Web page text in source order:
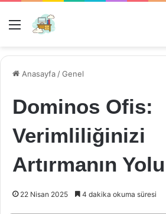
Menü
Anasayfa /Genel
Dominos Ofis:
Verimliliğinizi
Artırmanın Yolu
22 Nisan 2025 4 dakika okuma süresi